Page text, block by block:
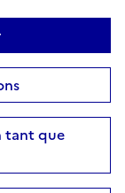
tant que